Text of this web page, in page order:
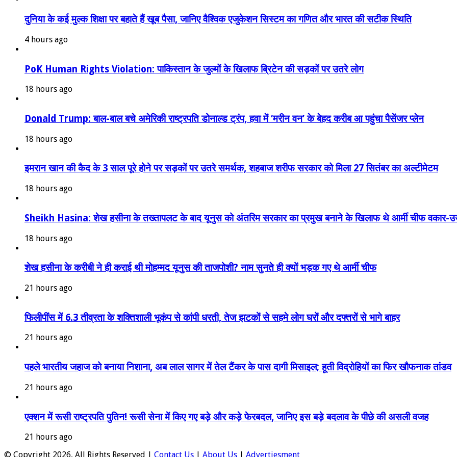
दुनिया के कई मुल्क शिक्षा पर बहाते हैं खूब पैसा, जानिए वैश्विक एजुकेशन सिस्टम का गणित और भारत की सटीक स्थिति
4 hours ago
PoK Human Rights Violation: पाकिस्तान के जुल्मों के खिलाफ ब्रिटेन की सड़कों पर उतरे लोग
18 hours ago
Donald Trump: बाल-बाल बचे अमेरिकी राष्ट्रपति डोनाल्ड ट्रंप, हवा में ‘मरीन वन’ के बेहद करीब आ पहुंचा पैसेंजर प्लेन
18 hours ago
इमरान खान की कैद के 3 साल पूरे होने पर सड़कों पर उतरे समर्थक, शहबाज शरीफ सरकार को मिला 27 सितंबर का अल्टीमेटम
18 hours ago
Sheikh Hasina: शेख हसीना के तख्तापलट के बाद यूनुस को अंतरिम सरकार का प्रमुख बनाने के खिलाफ थे आर्मी चीफ वकार-
18 hours ago
शेख हसीना के करीबी ने ही कराई थी मोहम्मद यूनुस की ताजपोशी? नाम सुनते ही क्यों भड़क गए थे आर्मी चीफ
21 hours ago
फिलीपींस में 6.3 तीव्रता के शक्तिशाली भूकंप से कांपी धरती, तेज झटकों से सहमे लोग घरों और दफ्तरों से भागे बाहर
21 hours ago
पहले भारतीय जहाज को बनाया निशाना, अब लाल सागर में तेल टैंकर के पास दागी मिसाइल; हूती विद्रोहियों का फिर खौफनाक तांडव
21 hours ago
एक्शन में रूसी राष्ट्रपति पुतिन! रूसी सेना में किए गए बड़े और कड़े फेरबदल, जानिए इस बड़े बदलाव के पीछे की असली वजह
21 hours ago
© Copyright 2026, All Rights Reserved | Contact Us About Us Advertiesment